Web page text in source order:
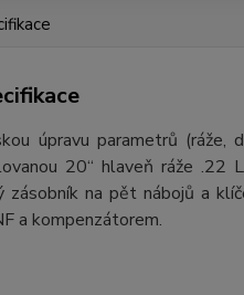
úpravu parametrů
20“ hlaveň ráže
zásobník na pět nábojů a
a kompenzátorem.